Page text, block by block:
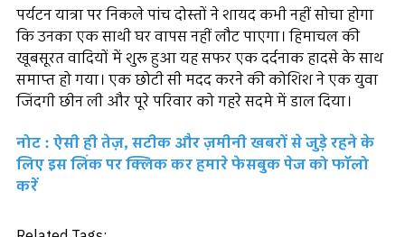
पर्यटन यात्रा पर निकले पांच दोस्तों ने शायद कभी नहीं सोचा होगा
कि उनका एक साथी घर वापस नहीं लौट पाएगा। हिमाचल की
खूबसूरत वादियों में शुरू हुआ यह सफर एक दर्दनाक हादसे के साथ
समाप्त हो गया। एक छोटी सी मदद करने की कोशिश ने एक युवा
जिंदगी छीन ली और पूरे परिवार को गहरे सदमे में डाल दिया।
नोट : ऐसी ही तेज़, सटीक और ज़मीनी खबरों से जुड़े रहने के
लिए इस लिंक पर क्लिक कर हमारे फेसबुक पेज को फॉलो
करें